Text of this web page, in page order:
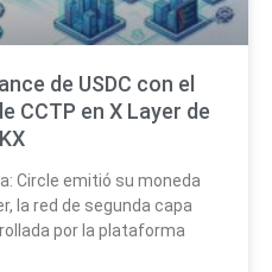
de USDC con el
CCTP en X Layer de
Circle emitió su moneda
la red de segunda capa
por la plataforma